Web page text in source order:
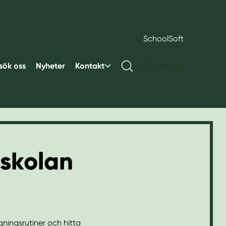
oss Nyheter Kontakt
SchoolSoft
och hitta